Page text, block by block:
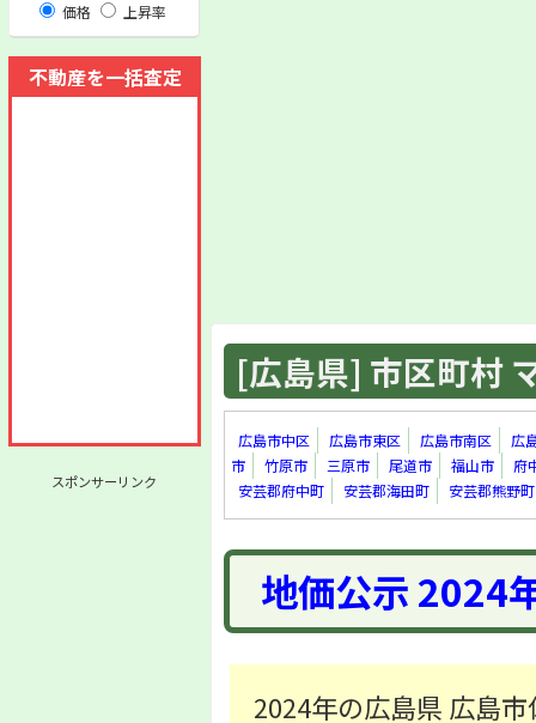
価格 上昇率
不動産を一括査定
スポンサーリンク
[広島県] 市区町村
広島市中区 広島市東区 広島市南区
広
市
竹原市 三原市 尾道市 福山市
府
安芸郡府中町
安芸郡海田町 安芸郡熊野町
地価公示 2024
2024年の広島県 広島